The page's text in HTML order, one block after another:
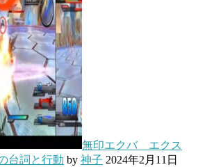
無印エクバ エクス
台詞と行動 by 神子 2024年2月11日